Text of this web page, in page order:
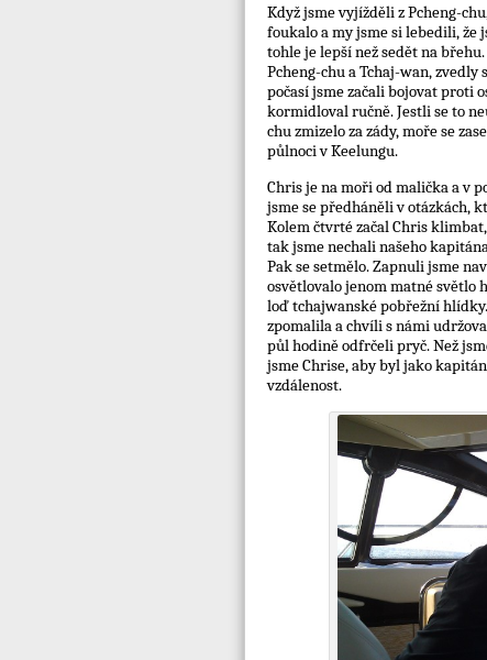
Když jsme vyjížděli z Pcheng-
foukalo a my jsme si lebedili, že
tohle je lepší než sedět na
Pcheng-chu a Tchaj-wan,
počasí jsme začali bojovat proti
kormidloval ručně. Jestli se to
chu zmizelo za zády, moře se
půlnoci v Keelungu.
Chris je na moři od malička a v
jsme se předháněli v otázkách,
Kolem čtvrté začal Chris
tak jsme nechali našeho
Pak se setmělo. Zapnuli jsme
osvětlovalo jenom matné světlo
loď tchajwanské pobřežní
zpomalila a chvíli s námi
půl hodině odfrčeli pryč. Než
jsme Chrise, aby byl jako
vzdálenost.